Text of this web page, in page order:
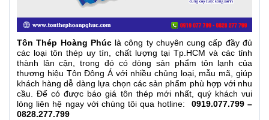
Tôn Thép Hoàng Phúc là công ty chuyên cung cấp đầy đủ
các loại tôn thép uy tín, chất lượng tại Tp.HCM và các tỉnh
thành lân cận, trong đó có dòng sản phẩm tôn lạnh của
thương hiệu Tôn Đông Á với nhiều chủng loại, mẫu mã, giúp
khách hàng dễ dàng lựa chọn các sản phẩm phù hợp với nhu
cầu. Để có được báo giá tôn thép mới nhất, quý khách vui
lòng liên hệ ngay với chúng tôi qua hotline: 0919.077.799 –
0828.277.799